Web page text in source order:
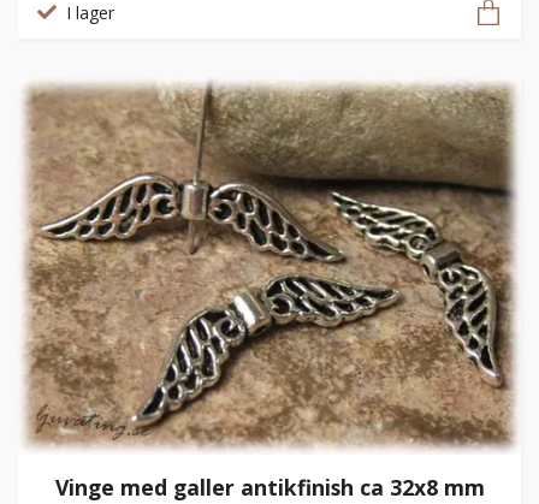
I lager
Vinge med galler antikfinish ca 32x8 mm